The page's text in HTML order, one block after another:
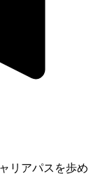
リアパスを歩め